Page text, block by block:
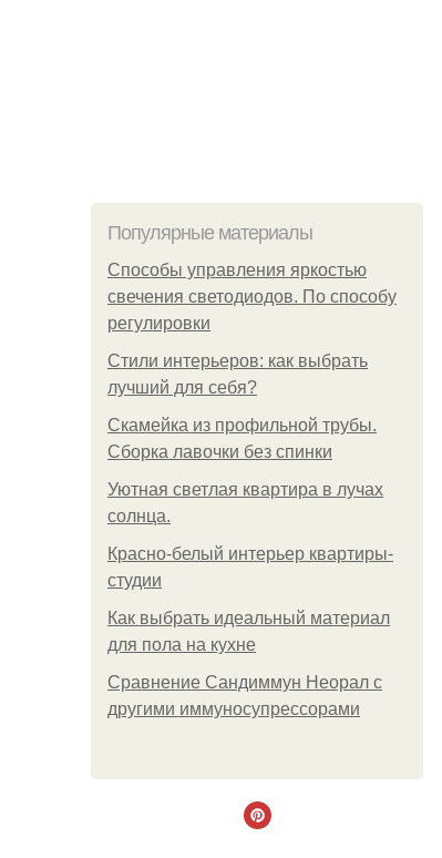
Популярные материалы
Способы управления яркостью
свечения светодиодов. По способу
регулировки
Стили интерьеров: как выбрать
лучший для себя?
Скамейка из профильной трубы.
Сборка лавочки без спинки
Уютная светлая квартира в лучах
солнца.
Красно-белый интерьер квартиры-
студии
Как выбрать идеальный материал
для пола на кухне
Сравнение Сандиммун Неорал с
другими иммуносупрессорами